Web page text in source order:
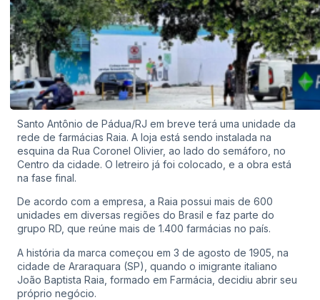
Santo Antônio de Pádua/RJ em breve terá uma unidade da
rede de farmácias Raia. A loja está sendo instalada na
esquina da Rua Coronel Olivier, ao lado do semáforo, no
Centro da cidade. O letreiro já foi colocado, e a obra está
na fase final.
De acordo com a empresa, a Raia possui mais de 600
unidades em diversas regiões do Brasil e faz parte do
grupo RD, que reúne mais de 1.400 farmácias no país.
A história da marca começou em 3 de agosto de 1905, na
cidade de Araraquara (SP), quando o imigrante italiano
João Baptista Raia, formado em Farmácia, decidiu abrir seu
próprio negócio.